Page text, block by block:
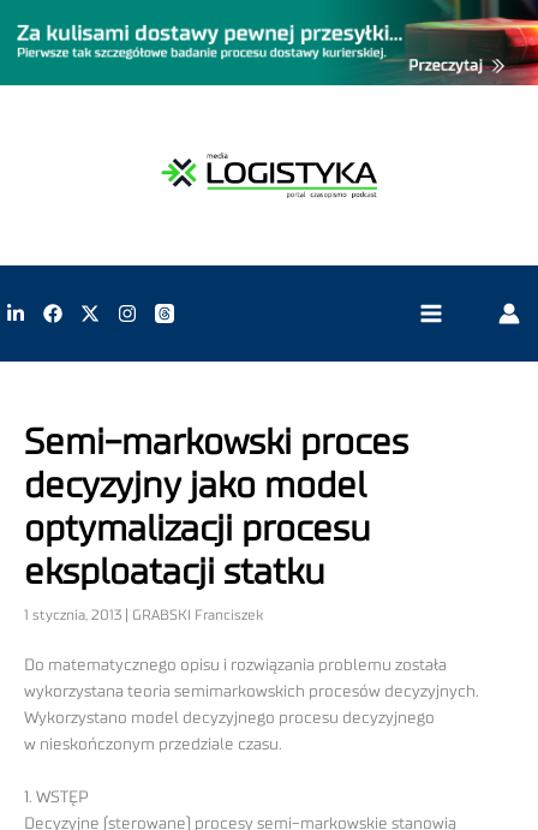
Semi-markowski proces
decyzyjny jako model
optymalizacji procesu
eksploatacji statku
1 stycznia, 2013 | GRABSKI Franciszek
Do matematycznego opisu i rozwiązania problemu została
wykorzystana teoria semimarkowskich procesów decyzyjnych.
Wykorzystano model decyzyjnego procesu decyzyjnego
w nieskończonym przedziale czasu.
1. WSTĘP
Decyzyjne (sterowane) procesy semi-markowskie stanowią